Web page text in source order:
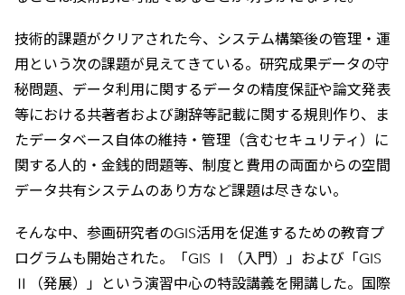
技術的課題がクリアされた今、システム構築後の管理・運
用という次の課題が見えてきている。研究成果データの守
秘問題、データ利用に関するデータの精度保証や論文発表
等における共著者および謝辞等記載に関する規則作り、ま
たデータベース自体の維持・管理（含むセキュリティ）に
関する人的・金銭的問題等、制度と費用の両面からの空間
データ共有システムのあり方など課題は尽きない。
そんな中、参画研究者のGIS活用を促進するための教育プ
ログラムも開始された。「GIS Ⅰ（入門）」および「GIS
Ⅱ（発展）」という演習中心の特設講義を開講した。国際